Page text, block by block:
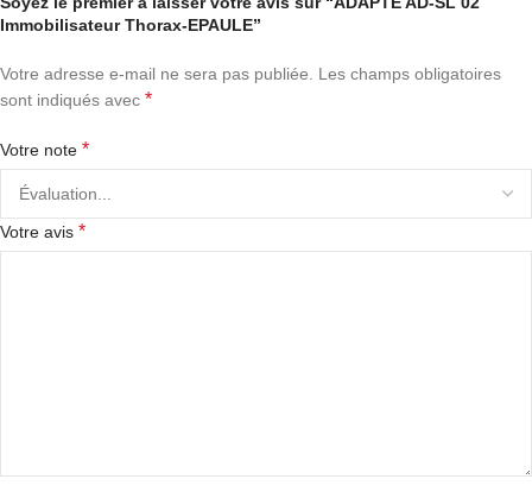
Immobilisateur Thorax-EPAULE”
Votre adresse e-mail ne sera pas publiée. Les champs obligatoires
sont indiqués avec *
Votre note *
Votre avis *